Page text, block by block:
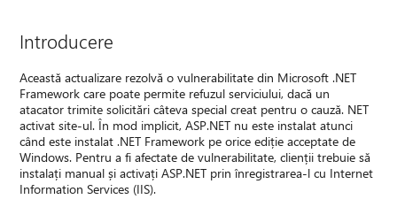
Introducere
Această actualizare rezolvă o vulnerabilitate din Microsoft .NET
Framework care poate permite refuzul serviciului, dacă un
atacator trimite solicitări câteva special creat pentru o cauză. NET
activat site-ul. În mod implicit, ASP.NET nu este instalat atunci
când este instalat .NET Framework pe orice ediție acceptate de
Windows. Pentru a fi afectate de vulnerabilitate, clienții trebuie să
instalați manual și activați ASP.NET prin înregistrarea-l cu Internet
Information Services (IIS).